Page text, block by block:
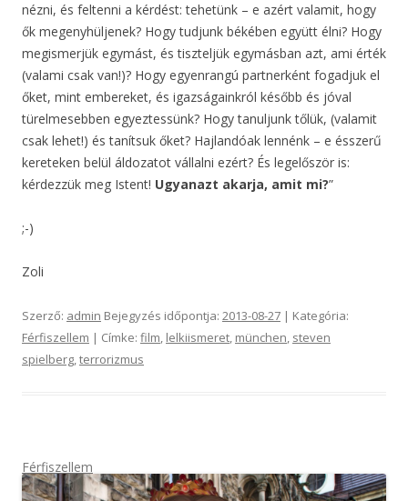
nézni, és feltenni a kérdést: tehetünk – e azért valamit, hogy
ők megenyhüljenek? Hogy tudjunk békében együtt élni? Hogy
megismerjük egymást, és tiszteljük egymásban azt, ami érték
(valami csak van!)? Hogy egyenrangú partnerként fogadjuk el
őket, mint embereket, és igazságainkról később és jóval
türelmesebben egyeztessünk? Hogy tanuljunk tőlük, (valamit
csak lehet!) és tanítsuk őket? Hajlandóak lennénk – e ésszerű
kereteken belül áldozatot vállalni ezért? És legelőször is:
kérdezzük meg Istent! Ugyanazt akarja, amit mi?”
;-)
Zoli
Szerző: admin Bejegyzés időpontja: 2013-08-27 | Kategória:
Férfiszellem | Címke: film, lelkiismeret, münchen, steven
spielberg,terrorizmus
Férfiszellem